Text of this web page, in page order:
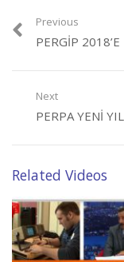
Previous
PERGİP
Next
PERPA YENI
Related Videos